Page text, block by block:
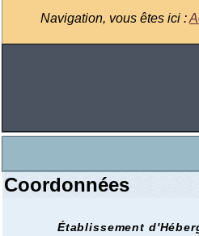
Navigation, vous êtes ici :
Coordonnées
Établissement